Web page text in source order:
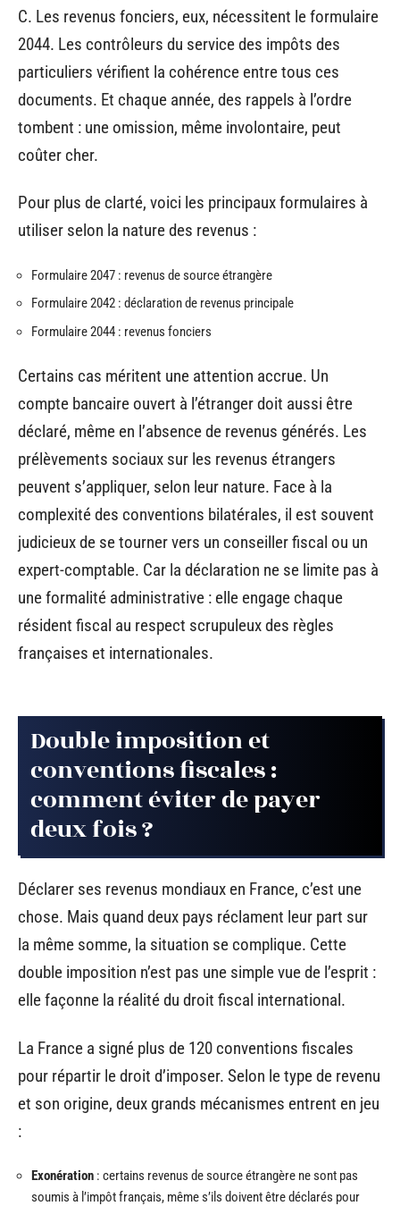
C. Les revenus fonciers, eux, nécessitent le formulaire
2044. Les contrôleurs du service des impôts des
particuliers vérifient la cohérence entre tous ces
documents. Et chaque année, des rappels à l’ordre
tombent : une omission, même involontaire, peut
coûter cher.
Pour plus de clarté, voici les principaux formulaires à
utiliser selon la nature des revenus :
Formulaire 2047 : revenus de source étrangère
Formulaire 2042 : déclaration de revenus principale
Formulaire 2044 : revenus fonciers
Certains cas méritent une attention accrue. Un
compte bancaire ouvert à l’étranger doit aussi être
déclaré, même en l’absence de revenus générés. Les
prélèvements sociaux sur les revenus étrangers
peuvent s’appliquer, selon leur nature. Face à la
complexité des conventions bilatérales, il est souvent
judicieux de se tourner vers un conseiller fiscal ou un
expert-comptable. Car la déclaration ne se limite pas à
une formalité administrative : elle engage chaque
résident fiscal au respect scrupuleux des règles
françaises et internationales.
Double imposition et
conventions fiscales :
comment éviter de payer
deux fois ?
Déclarer ses revenus mondiaux en France, c’est une
chose. Mais quand deux pays réclament leur part sur
la même somme, la situation se complique. Cette
double imposition n’est pas une simple vue de l’esprit :
elle façonne la réalité du droit fiscal international.
La France a signé plus de 120 conventions fiscales
pour répartir le droit d’imposer. Selon le type de revenu
et son origine, deux grands mécanismes entrent en jeu
:
Exonération : certains revenus de source étrangère ne sont pas
soumis à l’impôt français, même s’ils doivent être déclarés pour